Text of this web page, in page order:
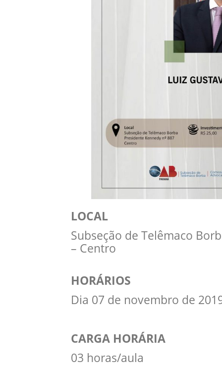
LOCAL
Subseção de Telêmaco
– Centro
HORÁRIOS
Dia 07 de novembro de
CARGA HORÁRIA
03 horas/aula